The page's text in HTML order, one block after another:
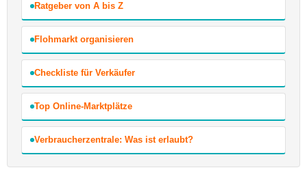
Ratgeber von A bis Z
Flohmarkt organisieren
Checkliste für Verkäufer
Top Online-Marktplätze
Verbraucherzentrale: Was ist erlaubt?